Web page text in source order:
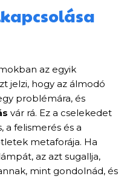
az egyik
jelzi, hogy az álmodó
problémára, és
vár rá. Ez a cselekedet
a felismerés és a
metaforája. Ha
az azt sugallja,
mint gondolnád, és